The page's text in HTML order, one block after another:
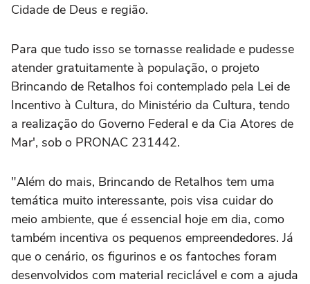
Cidade de Deus e região.
Para que tudo isso se tornasse realidade e pudesse
atender gratuitamente à população, o projeto
Brincando de Retalhos foi contemplado pela Lei de
Incentivo à Cultura, do Ministério da Cultura, tendo
a realização do Governo Federal e da Cia Atores de
Mar', sob o PRONAC 231442.
"Além do mais, Brincando de Retalhos tem uma
temática muito interessante, pois visa cuidar do
meio ambiente, que é essencial hoje em dia, como
também incentiva os pequenos empreendedores. Já
que o cenário, os figurinos e os fantoches foram
desenvolvidos com material reciclável e com a ajuda